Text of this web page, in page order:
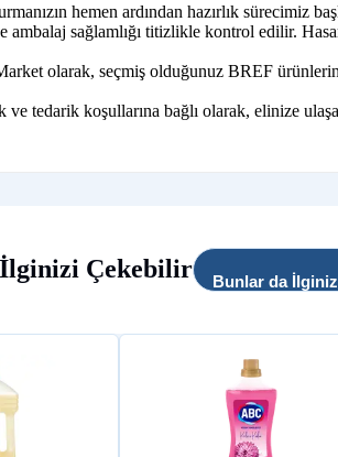
hemen ardından hazırlık
ambalaj sağlamlığı titizlikle kontrol edilir.
olarak, seçmiş olduğunuz BREF
tedarik koşullarına bağlı olarak, elinize
Çekebilir Bunlar da